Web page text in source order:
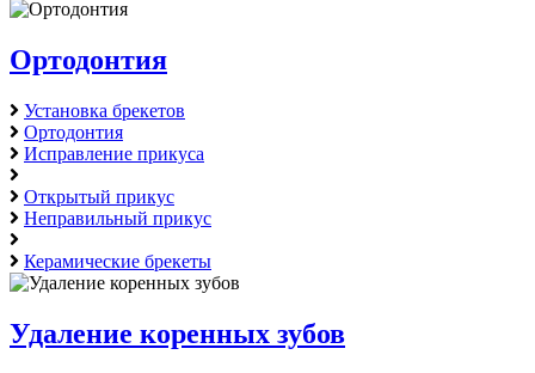
Ортодонтия
Установка брекетов
Ортодонтия
Исправление прикуса
Открытый прикус
Неправильный прикус
Керамические брекеты
Удаление коренных зубов